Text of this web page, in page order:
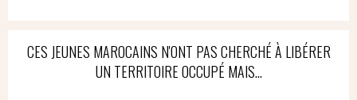
CES JEUNES MAROCAINS N'ONT PAS CHERCHÉ À LIBÉRER
UN TERRITOIRE OCCUPÉ MAIS...